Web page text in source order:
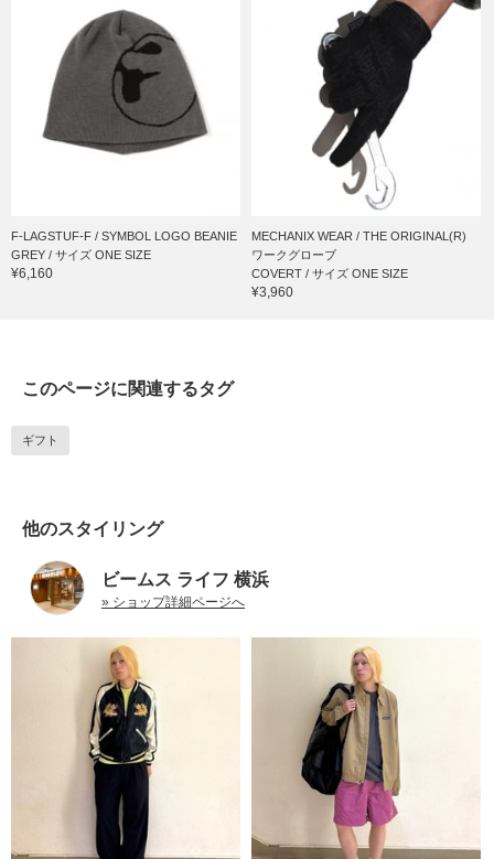
F-LAGSTUF-F / SYMBOL LOGO BEANIE
GREY / サイズ ONE SIZE
¥6,160
MECHANIX WEAR / THE ORIGINAL(R)
ワークグローブ
COVERT / サイズ ONE SIZE
¥3,960
このページに関連するタグ
ギフト
他のスタイリング
ビームス ライフ 横浜
» ショップ詳細ページへ